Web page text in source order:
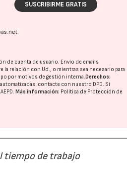
SUSCRIBIRME GRATIS
de cuenta de usuario. Envío de emails
la relación con Ud., o mientras sea necesario para
por motivos de gestión interna. Derechos:
contacte con nuestro DPD. Si
AEPD. Más información: Política de Protección de
tiempo de trabajo